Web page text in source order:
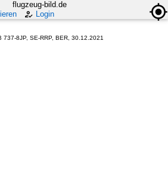
flugzeug-bild.de
Login
8JP, SE-RRP, BER, 30.12.2021